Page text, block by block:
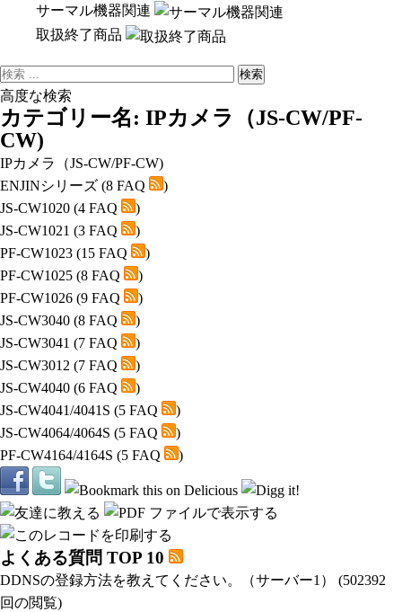
サーマル機器関連
取扱終了商品
高度な検索
カテゴリー名: IPカメラ（JS-CW/PF-
CW)
IPカメラ（JS-CW/PF-CW)
ENJINシリーズ (8 FAQ
)
JS-CW1020 (4 FAQ
)
JS-CW1021 (3 FAQ
)
PF-CW1023 (15 FAQ
)
PF-CW1025 (8 FAQ
)
PF-CW1026 (9 FAQ
)
JS-CW3040 (8 FAQ
)
JS-CW3041 (7 FAQ
)
JS-CW3012 (7 FAQ
)
JS-CW4040 (6 FAQ
)
JS-CW4041/4041S (5 FAQ
)
JS-CW4064/4064S (5 FAQ
)
PF-CW4164/4164S (5 FAQ )
よくある質問 TOP 10
DDNSの登録方法を教えてください。（サーバー1）
(502392
回の閲覧)